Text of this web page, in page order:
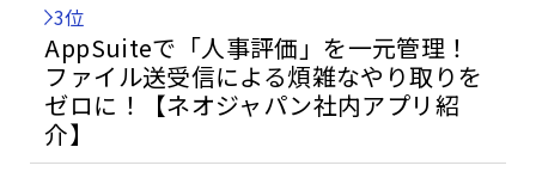
3位
AppSuiteで「人事評価」を一元管理！
ファイル送受信による煩雑なやり取りを
ゼロに！【ネオジャパン社内アプリ紹
介】